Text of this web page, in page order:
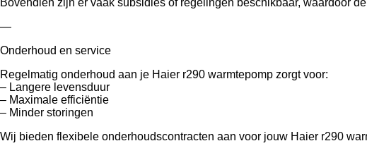
—
Onderhoud en service
Regelmatig onderhoud aan je Haier r290 warmtepomp zorgt voor:
– Langere levensduur
– Maximale efficiëntie
– Minder storingen
Wij bieden flexibele onderhoudscontracten aan voor jouw Haier r290